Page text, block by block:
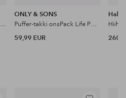
Takki LS Nylon Detachable Hood Down PU
ONLY & SONS
Puffer-takki onsPack Life Puffer Otw
59,99 EUR
Halti
260